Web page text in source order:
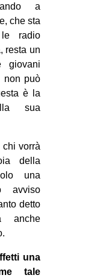
a
che sta
radio
resta un
giovani
non può
è la
sua
vorrà
della
una
avviso
detto
anche
una
tale